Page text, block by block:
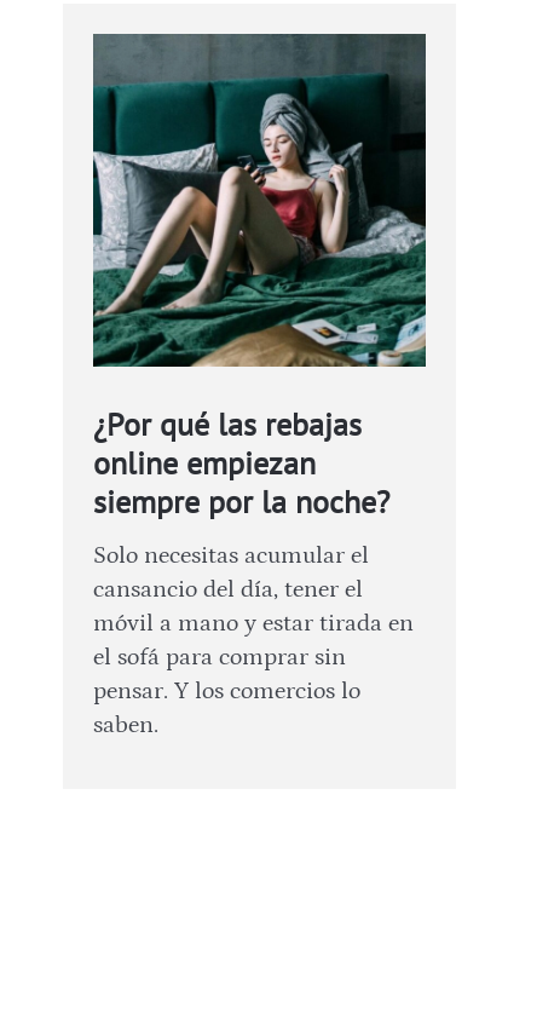
¿Por qué las rebajas
online empiezan
siempre por la noche?
Solo necesitas acumular el
cansancio del día, tener el
móvil a mano y estar tirada en
el sofá para comprar sin
pensar. Y los comercios lo
saben.